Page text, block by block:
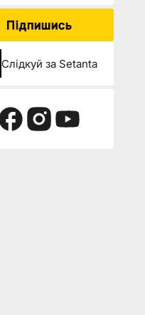
Підпишись
Слідкуй за Setanta